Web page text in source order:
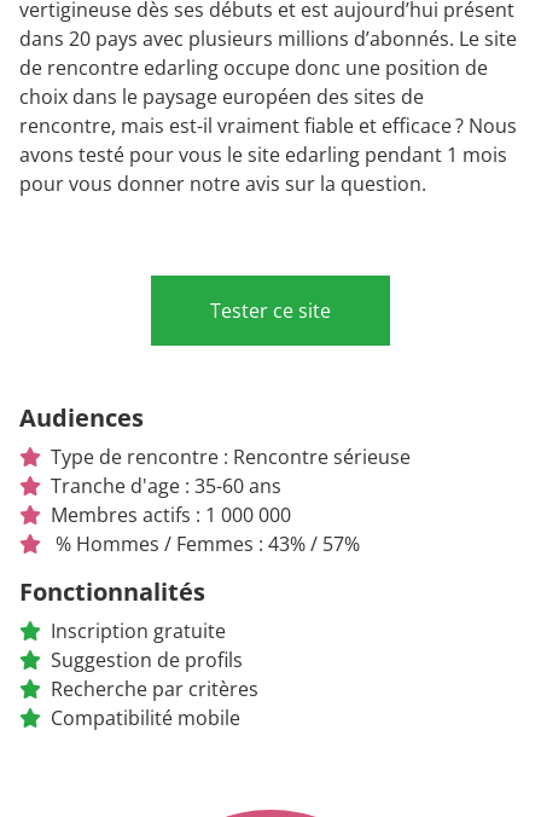
vertigineuse dès ses débuts et est aujourd’hui présent
dans 20 pays avec plusieurs millions d’abonnés. Le site
de rencontre edarling occupe donc une position de
choix dans le paysage européen des sites de
rencontre, mais est-il vraiment fiable et efficace ? Nous
avons testé pour vous le site edarling pendant 1 mois
pour vous donner notre avis sur la question.
Audiences
Type de rencontre : Rencontre sérieuse
Tranche d'age : 35-60 ans
Membres actifs : 1 000 000
% Hommes / Femmes : 43% / 57%
Fonctionnalités
Inscription gratuite
Suggestion de profils
Recherche par critères
Compatibilité mobile
Tester ce site